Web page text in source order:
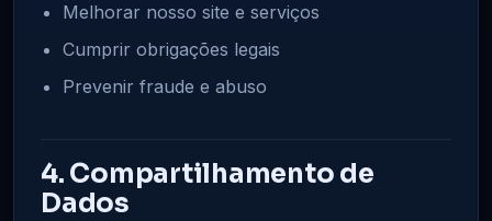
Melhorar nosso site e serviços
Cumprir obrigações legais
Prevenir fraude e abuso
4. Compartilhamento de
Dados